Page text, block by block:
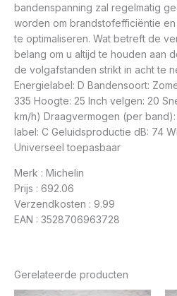
bandenspanning zal regelmatig
worden om brandstofefficiëntie
te optimaliseren. Wat betreft de
belang om u altijd te houden aan
de volgafstanden strikt in acht te
Energielabel: D Bandensoort:
335 Hoogte: 25 Inch velgen: 20
km/h) Draagvermogen (per
label: C Geluidsproductie dB: 74
Universeel toepasbaar
Merk : Michelin
Prijs : 692.06
Verzendkosten : 9.99
EAN : 3528706963728
Gerelateerde producten